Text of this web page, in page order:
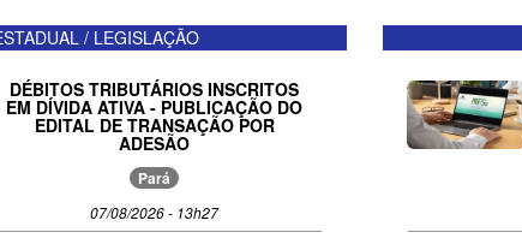
/ LEGISLAÇÃO
DÉBITOS TRIBUTÁRIOS INSCRITOS
EM DÍVIDA ATIVA - PUBLICAÇÃO DO
EDITAL DE TRANSAÇÃO POR
ADESÃO
Pará
07/08/2026 - 13h27